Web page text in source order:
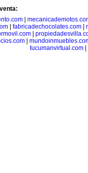
fabricadechocolates.com
tucumanvirtual.com